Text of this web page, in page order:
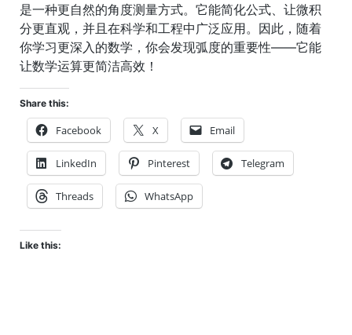
是一种更自然的角度测量方式。它能简化公式、让微积
分更直观，并且在科学和工程中广泛应用。因此，随着
你学习更深入的数学，你会发现弧度的重要性——它能
让数学运算更简洁高效！
Share this:
Facebook X Email
LinkedIn Pinterest Telegram
Threads WhatsApp
Like this: